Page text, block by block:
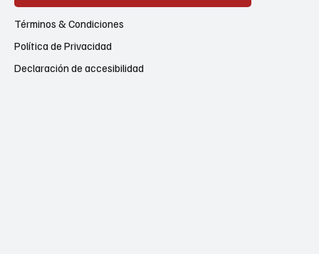
Política de Privacidad
Términos & Condiciones
Declaración de accesibilidad